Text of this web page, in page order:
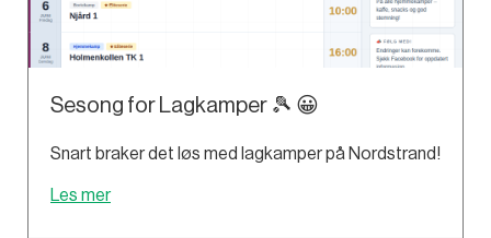
Sesong for Lagkamper 🎾 😀
Snart braker det løs med lagkamper på Nordstrand!
Les mer